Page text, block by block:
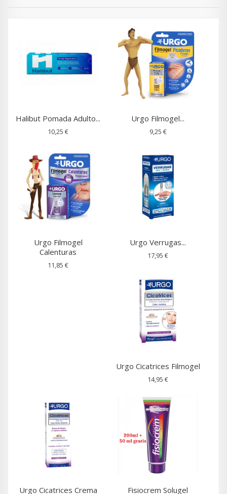
Halibut Pomada Adulto...
10,25 €
Urgo Filmogel...
9,25 €
Urgo Filmogel
Calenturas
11,85 €
Urgo Verrugas...
17,95 €
Urgo Cicatrices Filmogel
14,95 €
Urgo Cicatrices Crema Fisiocrem Solugel